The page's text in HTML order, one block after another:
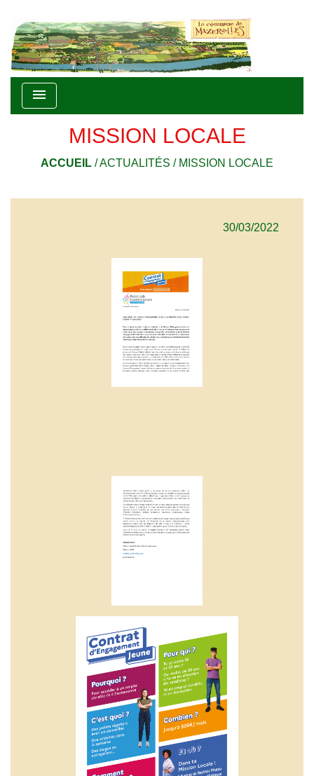
menu
MISSION LOCALE
ACCUEIL /ACTUALITÉS / MISSION LOCALE
30/03/2022